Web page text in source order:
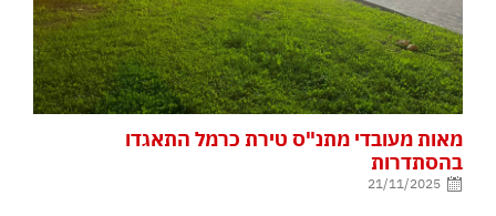
מאות מעובדי מתנ"ס טירת כרמל התאגדו
בהסתדרות
21/11/2025